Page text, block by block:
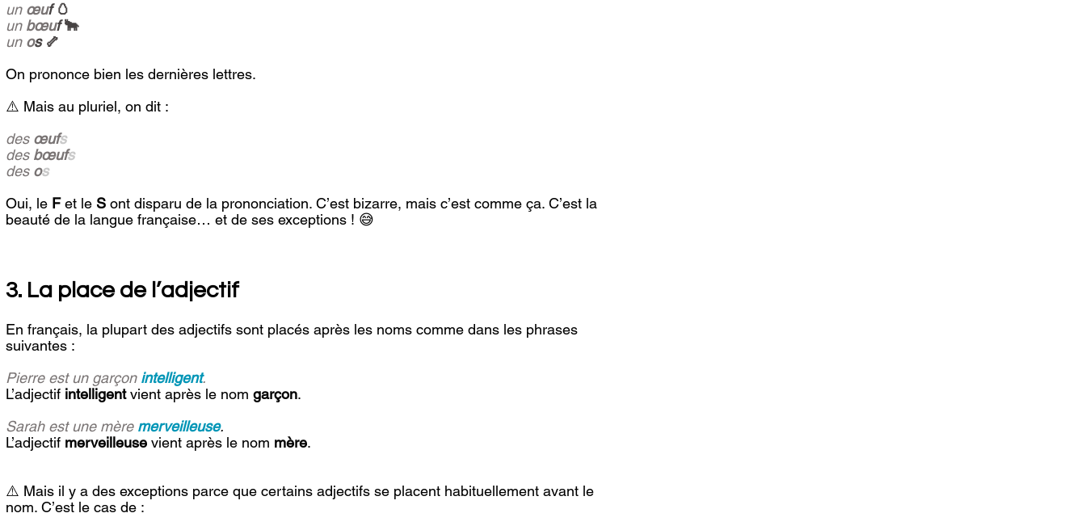
un œuf 🥚
un bœuf 🐂
un os 🦴
On prononce bien les dernières lettres.
⚠️ Mais au pluriel, on dit :
des œufs
des bœufs
des os
Oui, le F et le S ont disparu de la prononciation. C’est bizarre, mais c’est comme ça. C’est la
beauté de la langue française… et de ses exceptions ! 😅
3. La place de l’adjectif
En français, la plupart des adjectifs sont placés après les noms comme dans les phrases
suivantes :
Pierre est un garçon intelligent.
L’adjectif intelligent vient après le nom garçon.
Sarah est une mère merveilleuse.
L’adjectif merveilleuse vient après le nom mère.
⚠️ Mais il y a des exceptions parce que certains adjectifs se placent habituellement avant le
nom. C’est le cas de :